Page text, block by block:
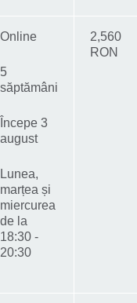
Online
5
săptămâni
Începe 3
august
Lunea,
marțea și
miercurea
de la
18:30 -
20:30
2,560
RON